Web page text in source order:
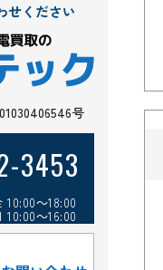
せください
号
3453
10:00～18:00
10:00～16:00